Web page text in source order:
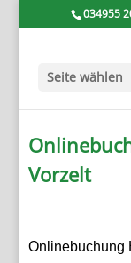
034955
Seite wählen
Vorzelt